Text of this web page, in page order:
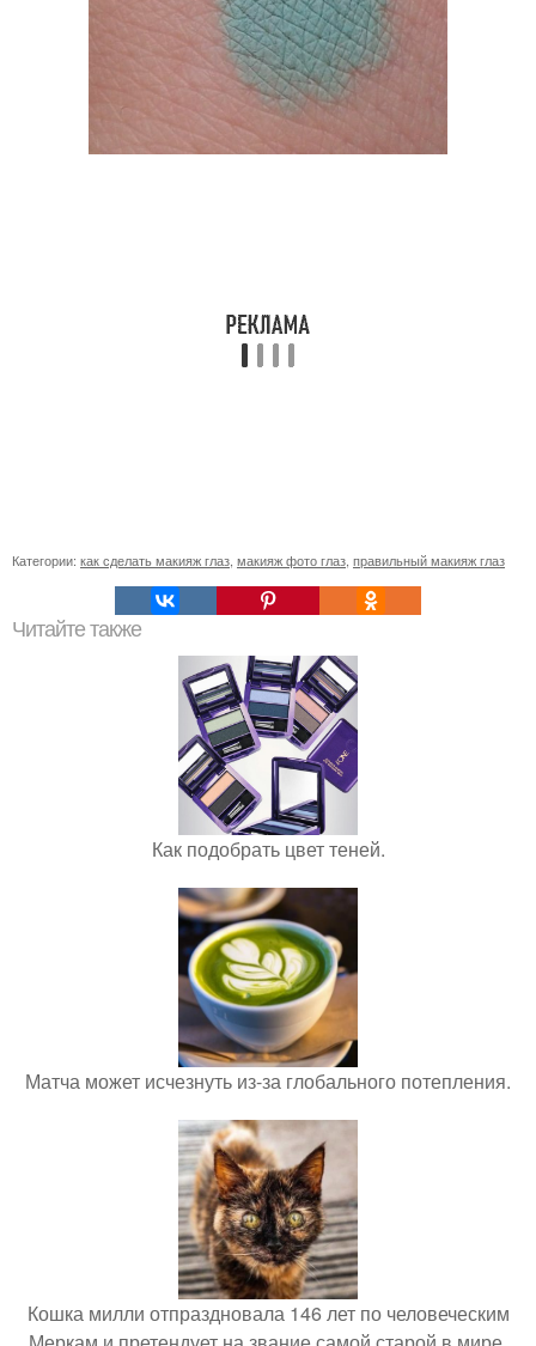
Категории: как сделать макияж глаз макияж фото глаз правильный макияж глаз
Читайте также
Как подобрать цвет теней.
Матча может исчезнуть из-за глобального потепления.
Кошка милли отпраздновала 146 лет по человеческим